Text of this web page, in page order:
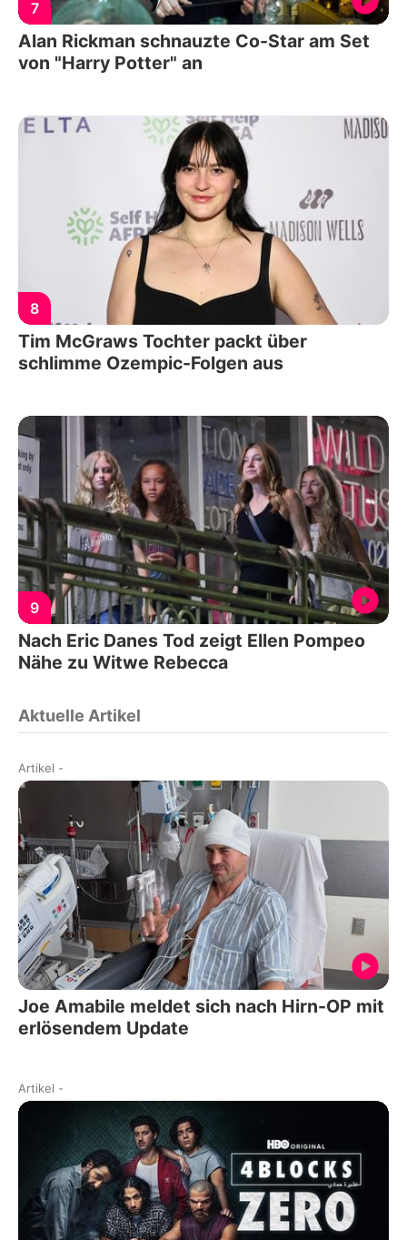
7
Alan Rickman schnauzte Co-Star am Set
von "Harry Potter" an
8
Tim McGraws Tochter packt über
schlimme Ozempic-Folgen aus
9
Nach Eric Danes Tod zeigt Ellen Pompeo
Nähe zu Witwe Rebecca
Aktuelle Artikel
Artikel -
Joe Amabile meldet sich nach Hirn-OP mit
erlösendem Update
Artikel -